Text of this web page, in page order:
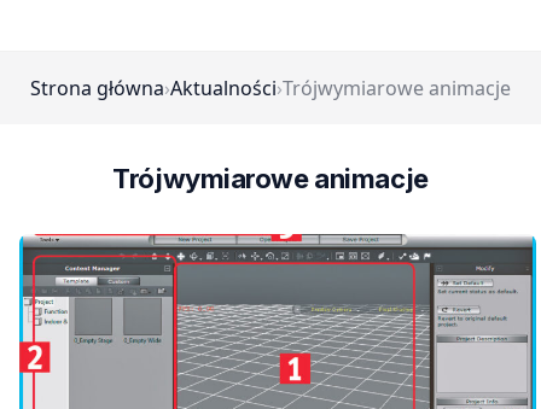
Strona główna›Aktualności›Trójwymiarowe animacje
Trójwymiarowe animacje